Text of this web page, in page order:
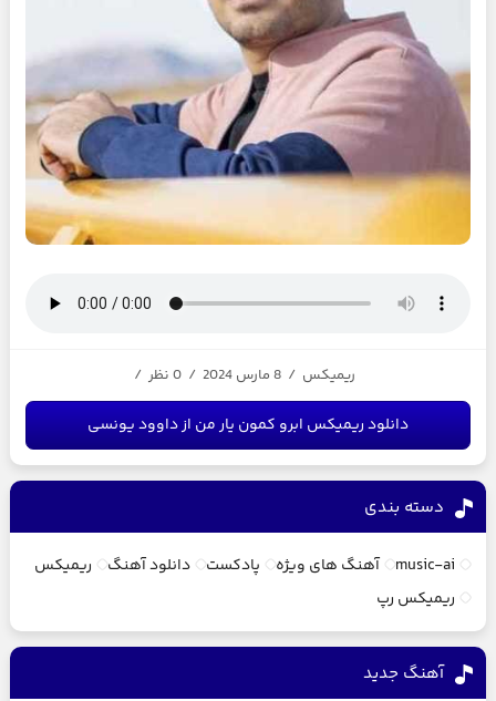
ریمیکس / 8 مارس 2024 / 0 نظر /
دانلود ریمیکس ابرو کمون یار من از داوود یونسی
دسته بندی
music-ai آهنگ های ویژه پادکست دانلود آهنگ
ریمیکس
ریمیکس رپ
آهنگ جديد